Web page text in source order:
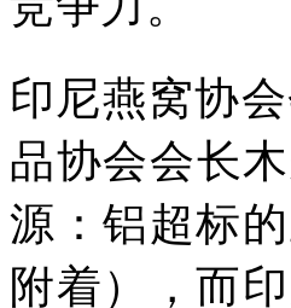
印尼燕窝协
品协会会长
源：铝超标
附着），而